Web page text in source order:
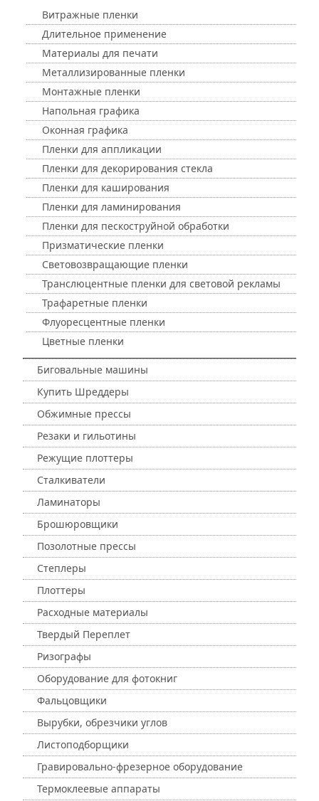
Витражные пленки
Длительное применение
Материалы для печати
Металлизированные пленки
Монтажные пленки
Напольная графика
Оконная графика
Пленки для аппликации
Пленки для декорирования стекла
Пленки для каширования
Пленки для ламинирования
Пленки для пескоструйной обработки
Призматические пленки
Световозвращающие пленки
Транслюцентные пленки для световой рекламы
Трафаретные пленки
Флуоресцентные пленки
Цветные пленки
Биговальные машины
Купить Шреддеры
Обжимные прессы
Резаки и гильотины
Режущие плоттеры
Сталкиватели
Ламинаторы
Брошюровщики
Позолотные прессы
Степлеры
Плоттеры
Расходные материалы
Твердый Переплет
Ризографы
Оборудование для фотокниг
Фальцовщики
Вырубки, обрезчики углов
Листоподборщики
Гравировально-фрезерное оборудование
Термоклеевые аппараты